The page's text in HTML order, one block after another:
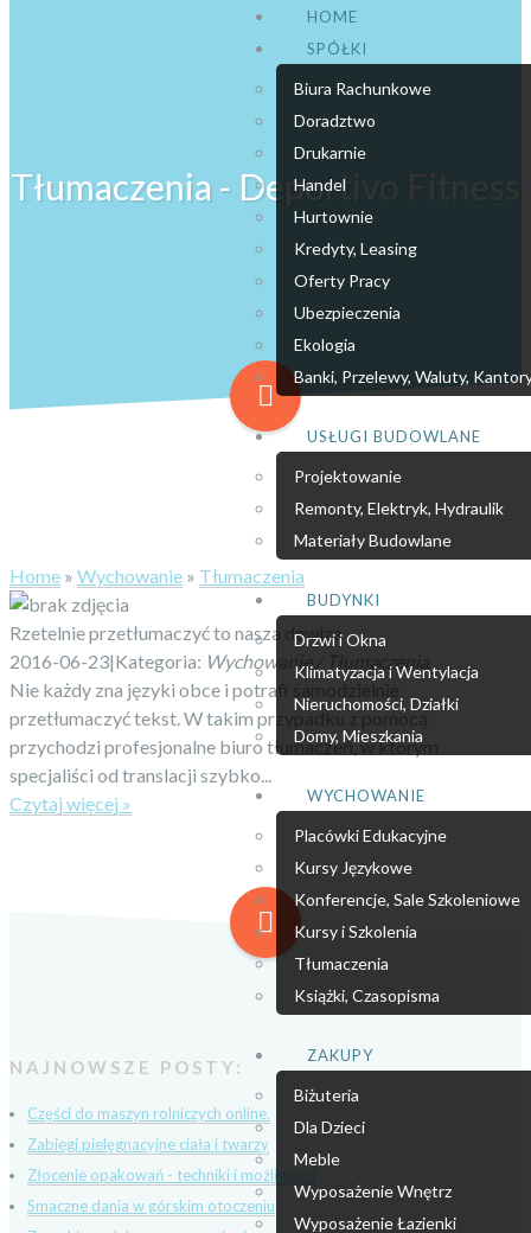
HOME
SPÓŁKI
Biura Rachunkowe
Doradztwo
Drukarnie
Handel
Hurtownie
Kredyty, Leasing
Oferty Pracy
Ubezpieczenia
Ekologia
Banki, Przelewy, Waluty,
USŁUGI BUDOWLANE
Projektowanie
Remonty, Elektryk, Hydraulik
Materiały Budowlane
BUDYNKI
Drzwi i Okna
Klimatyzacja i Wentylacja
Nieruchomości, Działki
Domy, Mieszkania
WYCHOWANIE
Placówki Edukacyjne
Kursy Językowe
Konferencje, Sale Szkoleniowe
Kursy i Szkolenia
Tłumaczenia
Książki, Czasopisma
ZAKUPY
Biżuteria
Dla Dzieci
Meble
Wyposażenie Wnętrz
Wyposażenie Łazienki
Tłumaczenia - Deportivo Fitness
Home » Wychowanie » Tłumaczenia
Rzetelnie przetłumaczyć to nasza dewiza
2016-06-23|Kategoria: Wychowanie / Tłumaczenia
Nie każdy zna języki obce i potrafi samodzielnie
przetłumaczyć tekst. W takim przypadku z pomocą
przychodzi profesjonalne biuro tłumaczeń, w którym
specjaliści od translacji szybko...
Czytaj więcej »
NAJNOWSZE POSTY:
Części do maszyn rolniczych online.
Zabiegi pielęgnacyjne ciała i twarzy
Złocenie opakowań - techniki i możliwości
Smaczne dania w górskim otoczeniu